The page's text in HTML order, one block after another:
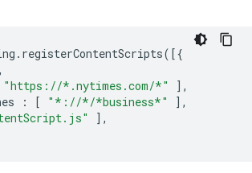
. registerContentScripts([{
,
"https://*.nytimes.com/*"
],
: [ "*://*/*business*"
],
],